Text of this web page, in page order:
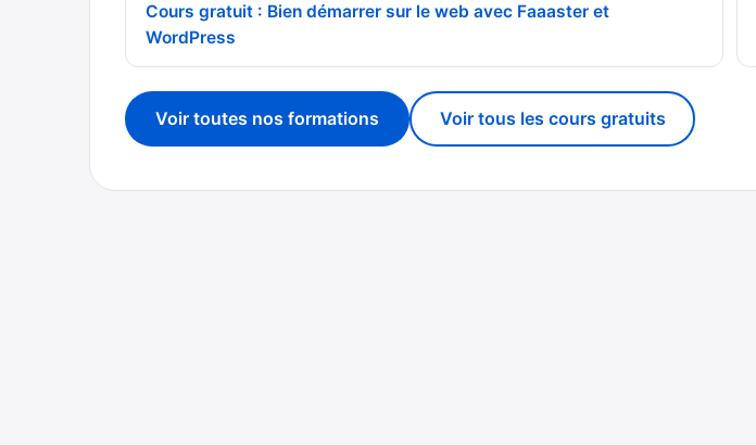
Cours gratuit : Bien démarrer sur le web avec Faaaster et
WordPress
Voir toutes nos formations Voir tous les cours gratuits